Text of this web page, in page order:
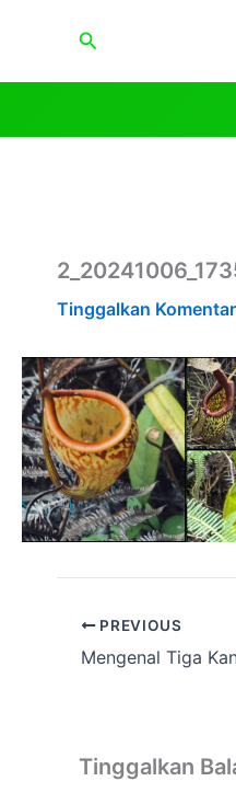
Cari
Tinggalkan Komentar
PREVIOUS
Tinggalkan